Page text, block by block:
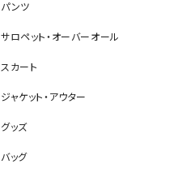
パンツ
サロペット・オーバーオール
スカート
ジャケット・アウター
グッズ
バッグ